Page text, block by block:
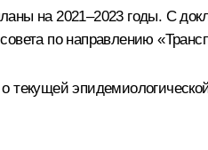
на 2021–2023 годы. С
по направлению